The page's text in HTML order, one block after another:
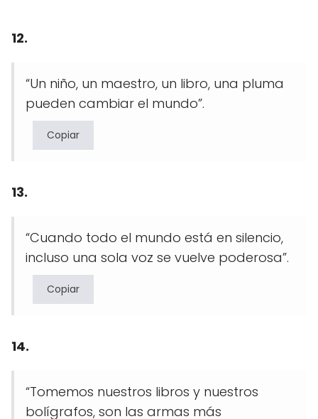
12.
“Un niño, un maestro, un libro, una pluma
pueden cambiar el mundo”.
Copiar
13.
“Cuando todo el mundo está en silencio,
incluso una sola voz se vuelve poderosa”.
Copiar
14.
“Tomemos nuestros libros y nuestros
bolígrafos, son las armas más